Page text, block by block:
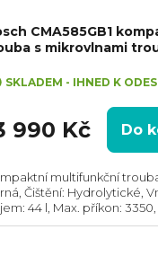
CMA585GB1
s mikrovlnami
SKLADEM - IHNED K
990 Kč Do
multifunkční
Čištění: Hydrolytické,
44 l, Max. příkon: 3350,
(VxŠxH):